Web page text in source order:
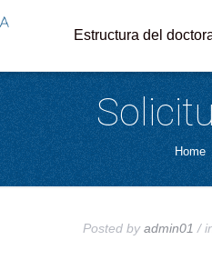
Estructura del
Home
Posted byadmin01 /